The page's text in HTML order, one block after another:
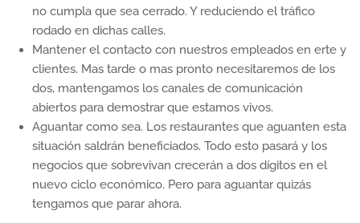
no cumpla que sea cerrado. Y reduciendo el tráfico
rodado en dichas calles.
Mantener el contacto con nuestros empleados en erte y
clientes. Mas tarde o mas pronto necesitaremos de los
dos, mantengamos los canales de comunicación
abiertos para demostrar que estamos vivos.
Aguantar como sea. Los restaurantes que aguanten esta
situación saldrán beneficiados. Todo esto pasará y los
negocios que sobrevivan crecerán a dos dígitos en el
nuevo ciclo económico. Pero para aguantar quizás
tengamos que parar ahora.